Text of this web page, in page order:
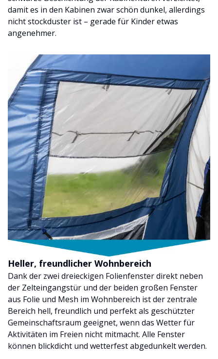
damit es in den Kabinen zwar schön dunkel, allerdings
nicht stockduster ist – gerade für Kinder etwas
angenehmer.
Heller, freundlicher Wohnbereich
Dank der zwei dreieckigen Folienfenster direkt neben
der Zelteingangstür und der beiden großen Fenster
aus Folie und Mesh im Wohnbereich ist der zentrale
Bereich hell, freundlich und perfekt als geschützter
Gemeinschaftsraum geeignet, wenn das Wetter für
Aktivitäten im Freien nicht mitmacht. Alle Fenster
können blickdicht und wetterfest abgedunkelt werden.